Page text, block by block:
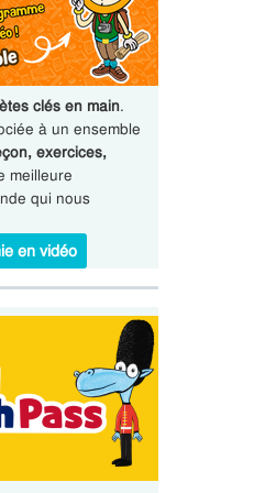
clés en main.
à un ensemble
exercices,
meilleure
qui nous
en vidéo